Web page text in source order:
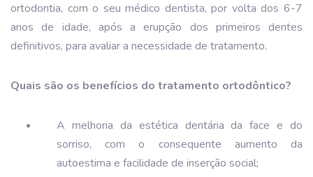
ortodontia, com o seu médico dentista, por volta dos 6-7
anos de idade, após a erupção dos primeiros dentes
definitivos, para avaliar a necessidade de tratamento.
Quais são os benefícios do tratamento ortodôntico?
A melhoria da estética dentária da face e do
sorriso, com o consequente aumento da
autoestima e facilidade de inserção social;